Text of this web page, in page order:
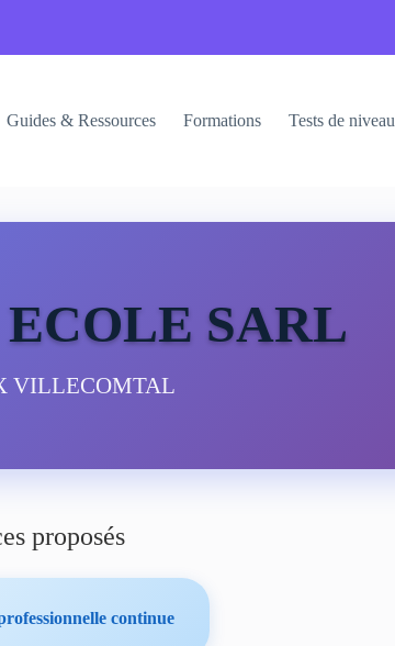
Guides & Ressources Formations Tests de niveau
SARL
VILLECOMTAL
proposés
continue